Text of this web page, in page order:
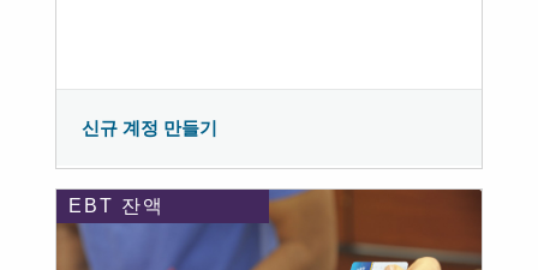
신규 계정 만들기
EBT 잔액